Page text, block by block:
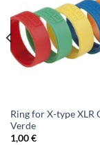
Ring for X-type XLR
Verde
1,00€